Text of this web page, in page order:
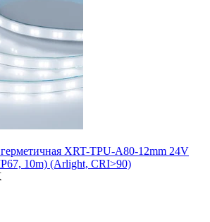
XRT-TPU-A80-12mm 24V
10m) (Arlight, CRI>90)